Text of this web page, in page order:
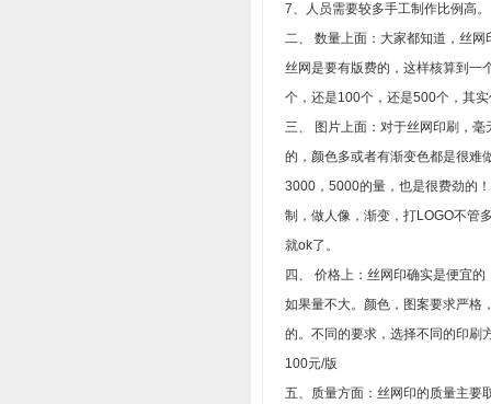
7、人员需要较多手工制作比例高。
二、 数量上面：大家都知道，丝
丝网是要有版费的，这样核算到一
个，还是100个，还是500个，其
三、 图片上面：对于丝网印刷，
的，颜色多或者有渐变色都是很难
3000，5000的量，也是很费劲的
制，做人像，渐变，打LOGO不管
就ok了。
四、 价格上：丝网印确实是便宜
如果量不大。颜色，图案要求严格
的。不同的要求，选择不同的印刷
100元/版
五、质量方面：丝网印的质量主要